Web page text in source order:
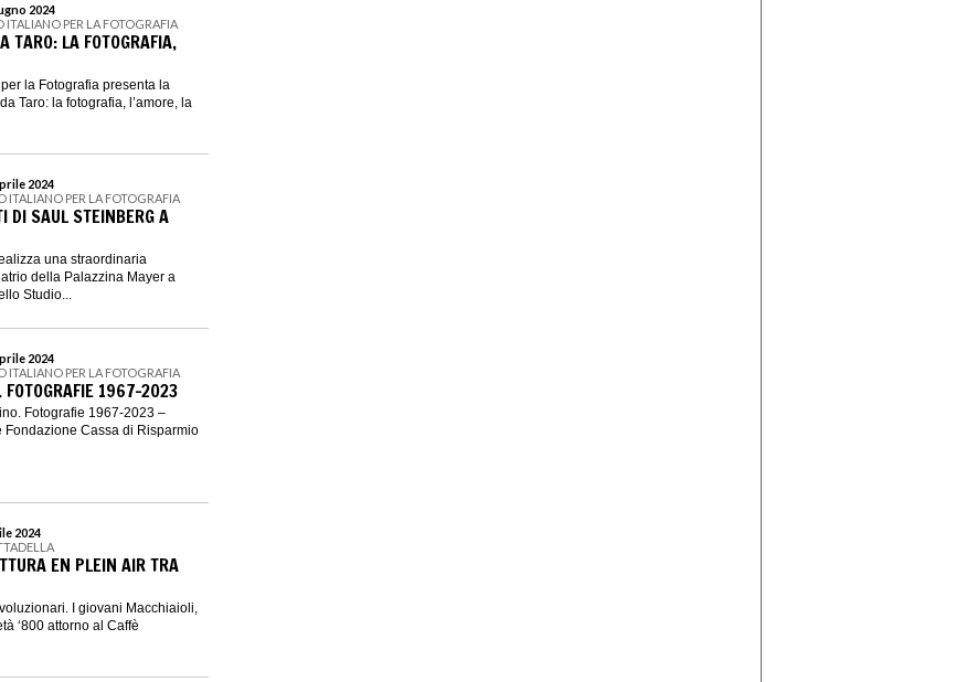
2024
ITALIANO PER LA FOTOGRAFIA
TARO: LA FOTOGRAFIA,
la Fotografia presenta la
Taro: la fotografia, l’amore, la
2024
ITALIANO PER LA FOTOGRAFIA
DI SAUL STEINBERG A
una straordinaria
della Palazzina Mayer a
Studio...
2024
ITALIANO PER LA FOTOGRAFIA
FOTOGRAFIE 1967-2023
Fotografie 1967-2023 –
Fondazione Cassa di Risparmio
2024
EN PLEIN AIR TRA
I giovani Macchiaioli,
‘800 attorno al Caffè